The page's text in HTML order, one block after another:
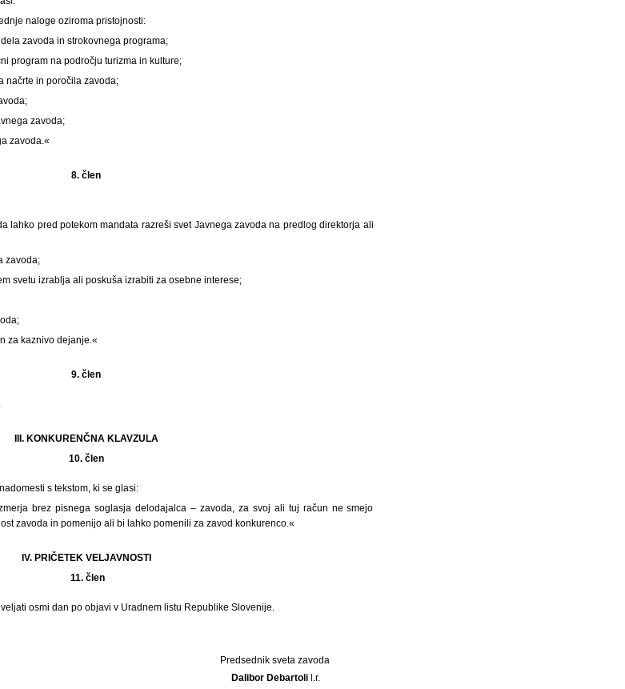
naloge oziroma pristojnosti:
zavoda in strokovnega programa;
program na področju turizma in kulture;
načrte in poročila zavoda;
zavoda;
zavoda.«
8. člen
lahko pred potekom mandata razreši svet Javnega zavoda na predlog direktorja ali
zavoda;
svetu izrablja ali poskuša izrabiti za osebne interese;
za kaznivo dejanje.«
9. člen
III. KONKURENČNA KLAVZULA
10. člen
s tekstom, ki se glasi:
brez pisnega soglasja delodajalca – zavoda, za svoj ali tuj račun ne smejo
zavoda in pomenijo ali bi lahko pomenili za zavod konkurenco.«
IV. PRIČETEK VELJAVNOSTI
11. člen
osmi dan po objavi v Uradnem listu Republike Slovenije.
Predsednik sveta zavoda
Dalibor Debartoli l.r.